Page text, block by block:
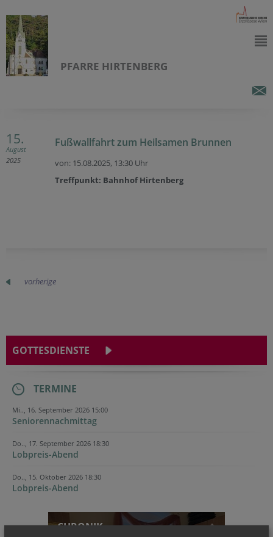
PFARRE HIRTENBERG
15.
August
2025
Fußwallfahrt zum Heilsamen Brunnen
von: 15.08.2025, 13:30 Uhr
Treffpunkt: Bahnhof Hirtenberg
vorherige
GOTTESDIENSTE
TERMINE
Mi.., 16. September 2026 15:00
Seniorennachmittag
Do.., 17. September 2026 18:30
Lobpreis-Abend
Do.., 15. Oktober 2026 18:30
Lobpreis-Abend
CHRONIK